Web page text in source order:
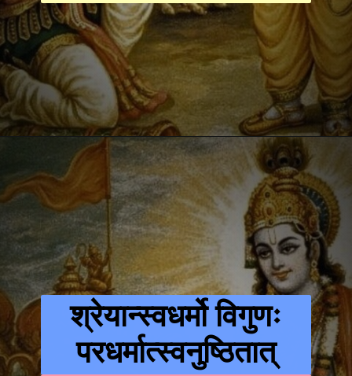
श्रेयान्स्वधर्मो विगुणः
परधर्मात्स्वनुष्ठितात्